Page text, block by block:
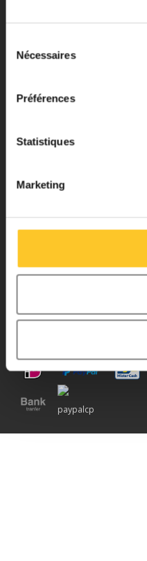
Nécessaires
Préférences
Statistiques
Marketing
1013EG AMSTERDAM